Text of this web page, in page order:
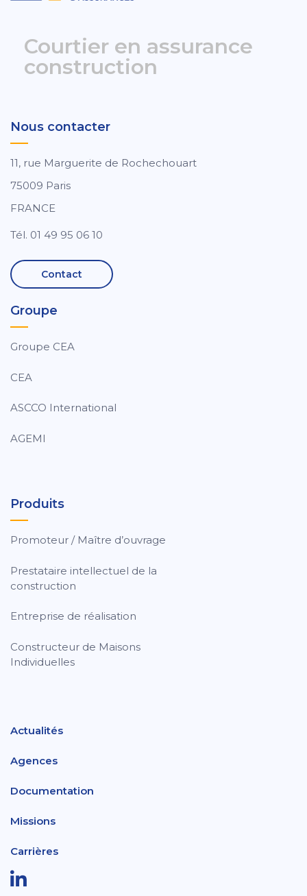
Courtier en assurance
construction
Nous contacter
11, rue Marguerite de Rochechouart
75009 Paris
FRANCE
Tél. 01 49 95 06 10
Contact
Groupe
Groupe CEA
CEA
ASCCO International
AGEMI
Produits
Promoteur / Maître d’ouvrage
Prestataire intellectuel de la
construction
Entreprise de réalisation
Constructeur de Maisons
Individuelles
Actualités
Agences
Documentation
Missions
Carrières